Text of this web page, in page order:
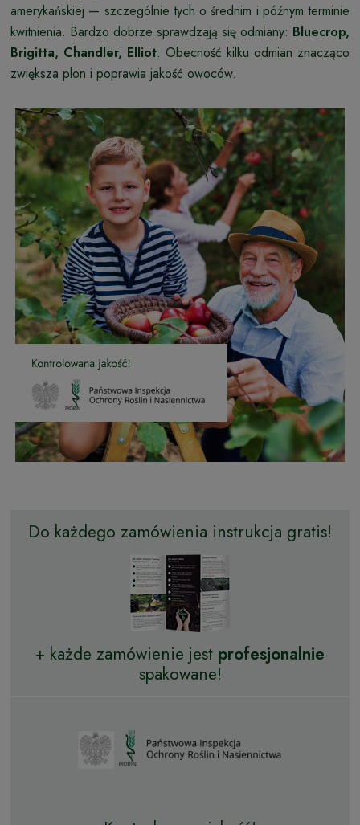
amerykańskiej — szczególnie tych o średnim i późnym terminie
kwitnienia. Bardzo dobrze sprawdzają się odmiany: Bluecrop,
Brigitta, Chandler, Elliot. Obecność kilku odmian znacząco
zwiększa plon i poprawia jakość owoców.
Do każdego zamówienia instrukcja gratis!
+ każde zamówienie jest profesjonalnie
spakowane!